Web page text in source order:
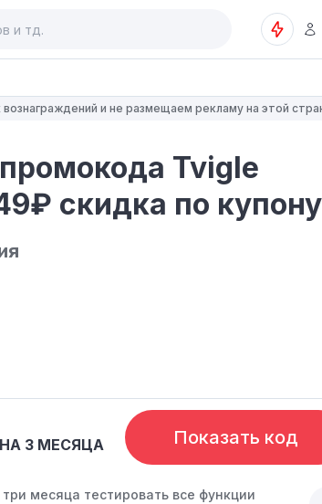
и не размещаем рекламу на этой
Tvigle
скидка по купону
3 МЕСЯЦА Показать код
месяца тестировать все функции